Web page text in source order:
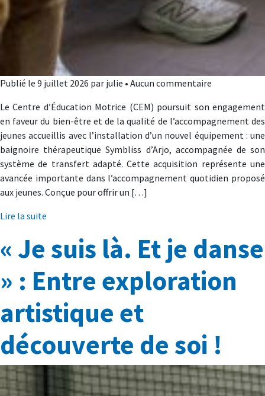
Publié le 9 juillet 2026 par julie • Aucun commentaire
Le Centre d’Éducation Motrice (CEM) poursuit son engagement
en faveur du bien-être et de la qualité de l’accompagnement des
jeunes accueillis avec l’installation d’un nouvel équipement : une
baignoire thérapeutique Symbliss d’Arjo, accompagnée de son
système de transfert adapté. Cette acquisition représente une
avancée importante dans l’accompagnement quotidien proposé
aux jeunes. Conçue pour offrir un […]
Lire la suite
« Je suis là. Et je danse
» : Entre exploration
artistique et
découverte de soi !